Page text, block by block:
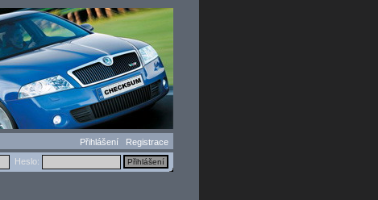
Přihlášení
Registrace
Heslo: